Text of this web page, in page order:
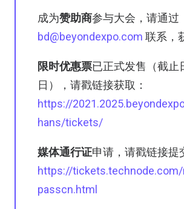
成为赞助商参与大会，请通过
bd@beyondexpo.com 联系，
限时优惠票已正式发售（截止
日），请戳链接获取：
https://
hans/tickets/
媒体通行证申请，请戳链接提
https://tickets.technode.com/
passcn.html